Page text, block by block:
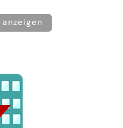
anzeigen